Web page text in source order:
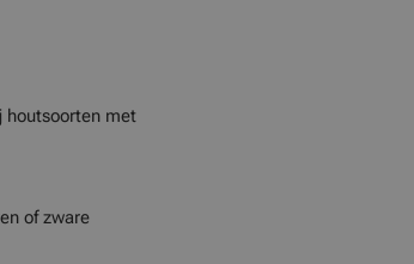
houtsoorten met
of zware